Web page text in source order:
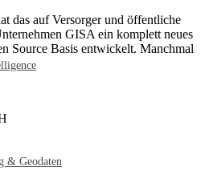
& Geodaten
das auf Versorger und öffentliche
GISA ein komplett neues
Source Basis entwickelt. Manchmal